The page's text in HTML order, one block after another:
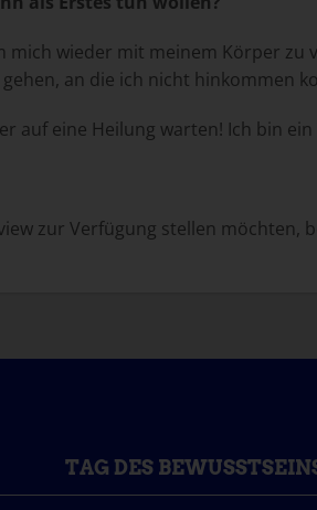
wieder mit meinem Körper
an die ich nicht hinkommen
auf eine Heilung warten! Ich bin ein
zur Verfügung stellen möchten,
TAG DES